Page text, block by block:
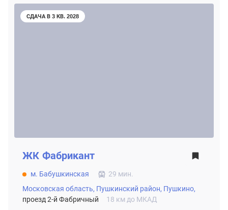
СДАЧА В 3 КВ. 2028
ЖК Фабрикант
м. Бабушкинская
29 мин.
Московская область, Пушкинский район, Пушкино,
проезд 2-й Фабричный
18 км до МКАД